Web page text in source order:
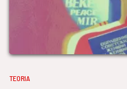
TEORIA